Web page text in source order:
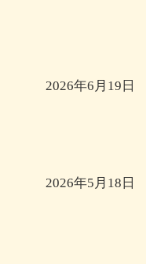
2026年6月19日
2026年5月18日